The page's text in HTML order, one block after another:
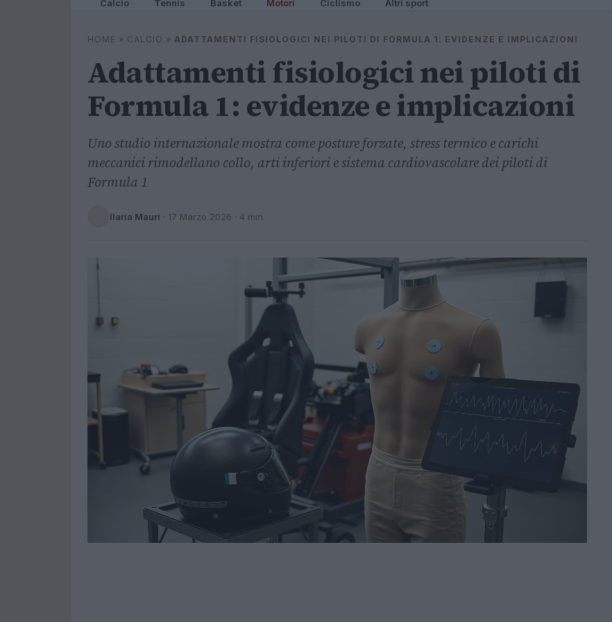
Calcio Tennis Basket Motori Ciclismo Altri sport
HOME » CALCIO » ADATTAMENTI FISIOLOGICI NEI PILOTI DI FORMULA 1: EVIDENZE E IMPLICAZIONI
Adattamenti fisiologici nei piloti di
Formula 1: evidenze e implicazioni
Uno studio internazionale mostra come posture forzate, stress termico e carichi
meccanici rimodellano collo, arti inferiori e sistema cardiovascolare dei piloti di
Formula 1
Ilaria Mauri · 17 Marzo 2026 · 4 min